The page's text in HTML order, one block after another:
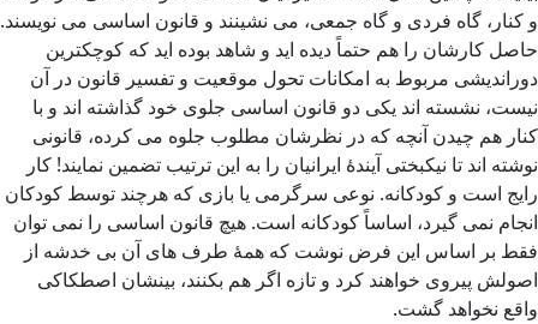
و کنار، گاه فردی و گاه جمعی، می نشینند و قانون اساسی می نویسند.
حاصل کارشان را هم حتماً دیده اید و شاهد بوده اید که کوچکترین
دوراندیشی مربوط به امکانات تحول موقعیت و تفسیر قانون در آن
نیست، نشسته اند یکی دو قانون اساسی جلوی خود گذاشته اند و با
کنار هم چیدن آنچه که در نظرشان مطلوب جلوه می کرده، قانونی
نوشته اند تا نیکبختی آیندۀ ایرانیان را به این ترتیب تضمین نمایند! کار
رایج است و کودکانه. نوعی سرگرمی یا بازی که هرچند توسط کودکان
انجام نمی گیرد، اساساً کودکانه است. هیچ قانون اساسی را نمی توان
فقط بر اساس این فرض نوشت که همۀ طرف های آن بی خدشه از
اصولش پیروی خواهند کرد و تازه اگر هم بکنند، بینشان اصطکاکی
واقع نخواهد گشت.